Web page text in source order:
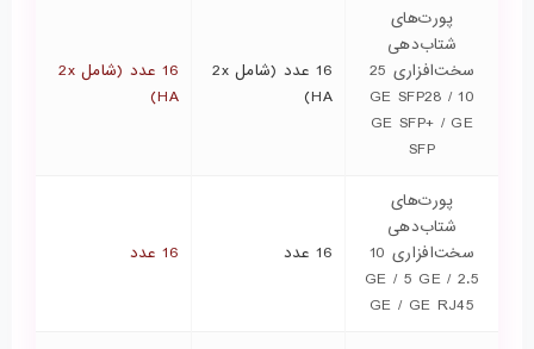
پورت‌های
شتاب‌دهی
سخت‌افزاری 25
GE SFP28 / 10
GE SFP+ / GE
SFP
16 عدد (شامل 2x
HA)
16 عدد (شامل 2x
HA)
پورت‌های
شتاب‌دهی
سخت‌افزاری 10
GE / 5 GE / 2.5
GE / GE RJ45
16 عدد 16 عدد